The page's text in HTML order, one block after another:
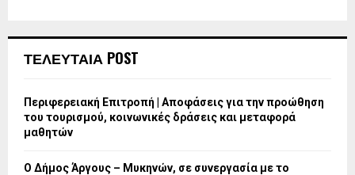
ΤΕΛΕΥΤΑΙΑ POST
Περιφερειακή Επιτροπή | Αποφάσεις για την προώθηση
του τουρισμού, κοινωνικές δράσεις και μεταφορά
μαθητών
Ο Δήμος Άργους – Μυκηνών, σε συνεργασία με το